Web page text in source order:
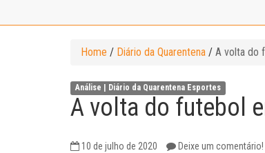
Home / Diário da Quarentena / A volta do
Análise | Diário da Quarentena Esportes
A volta do futebol
10 de julho de 2020 Deixe um comentário!